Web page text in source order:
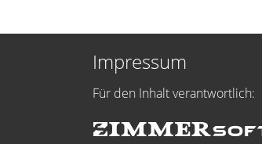
Impressum
Für den Inhalt verantwortlich: